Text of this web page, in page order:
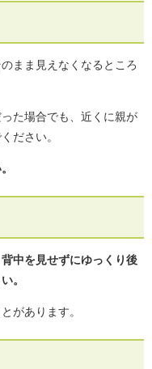
まま見えなくなるところ
た場合でも、近くに親が
ださい。
背中を見せずにゆっくり後
。
があります。